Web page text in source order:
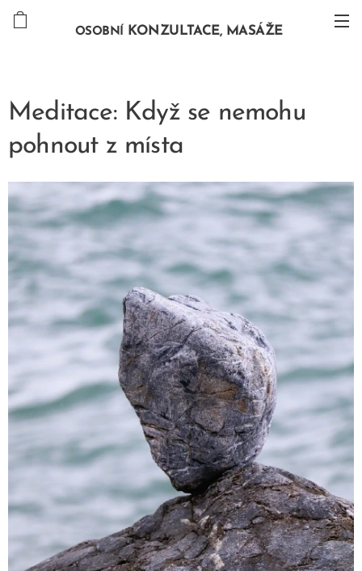
OSOBNÍ KONZULTACE, MASÁŽE
Meditace: Když se nemohu
pohnout z místa